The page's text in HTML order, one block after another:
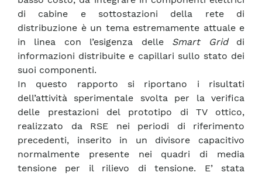
di cabine e sottostazioni della rete di
distribuzione è un tema estremamente attuale e
in linea con l’esigenza delle Smart Griddi
informazioni distribuite e capillari sullo stato dei
suoi componenti.
In questo rapporto si riportano i risultati
dell’attività sperimentale svolta per la verifica
delle prestazioni del prototipo di TV ottico,
realizzato da RSE nei periodi di riferimento
precedenti, inserito in un divisore capacitivo
normalmente presente nei quadri di media
tensione per il rilievo di tensione. E’ stata